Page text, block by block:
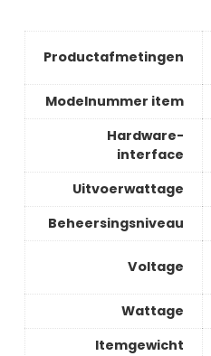
Productafmetingen
Modelnummer item
Hardware-
interface
Uitvoerwattage
Beheersingsniveau
Voltage
Wattage
Itemgewicht